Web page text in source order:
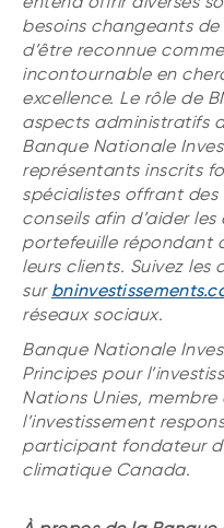
besoins changeants de
d’être reconnue
incontournable en
excellence. Le rôle de
aspects administratifs
Banque Nationale
représentants inscrits
spécialistes offrant des
conseils afin d’aider
portefeuille répondant
leurs clients. Suivez les
sur
réseaux sociaux.
Banque Nationale
Principes pour
Nations Unies, membre
l’investissement
participant fondateur
climatique Canada.